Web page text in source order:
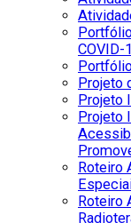
COVID-
Projeto
Projeto
Projeto
Roteiro
Roteiro